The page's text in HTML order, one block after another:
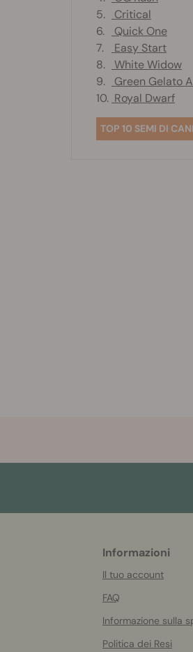
5.
Critical
6.
Quick One
7.
Easy Start
8.
White Widow
9.
Green Gelato
10. Royal Dwarf
TOP 10 SEMI DI
Informazioni
Il tuo account
FAQ
Informazione sulla
Politica dei Resi